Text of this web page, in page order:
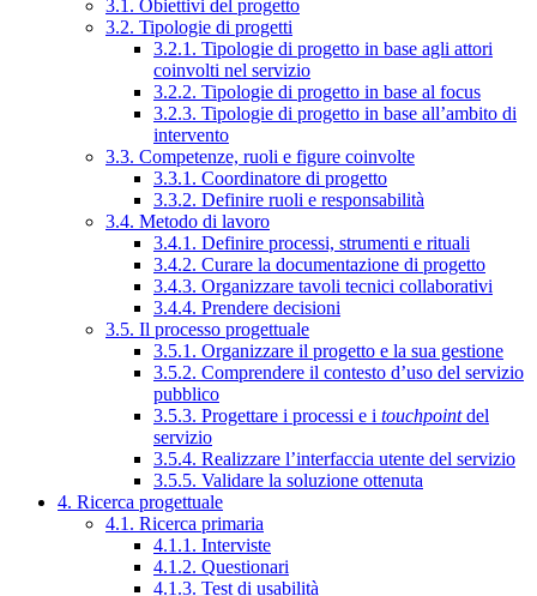
3.1. Obiettivi del progetto
3.2. Tipologie di progetti
3.2.1. Tipologie di progetto in base agli attori
coinvolti nel servizio
3.2.2. Tipologie di progetto in base al focus
3.2.3. Tipologie di progetto in base all’ambito di
intervento
3.3. Competenze, ruoli e figure coinvolte
3.3.1. Coordinatore di progetto
3.3.2. Definire ruoli e responsabilità
3.4. Metodo di lavoro
3.4.1. Definire processi, strumenti e rituali
3.4.2. Curare la documentazione di progetto
3.4.3. Organizzare tavoli tecnici collaborativi
3.4.4. Prendere decisioni
3.5. Il processo progettuale
3.5.1. Organizzare il progetto e la sua gestione
3.5.2. Comprendere il contesto d’uso del servizio
pubblico
3.5.3. Progettare i processi e i touchpointdel
servizio
3.5.4. Realizzare l’interfaccia utente del servizio
3.5.5. Validare la soluzione ottenuta
4. Ricerca progettuale
4.1. Ricerca primaria
4.1.1. Interviste
4.1.2. Questionari
4.1.3. Test di usabilità